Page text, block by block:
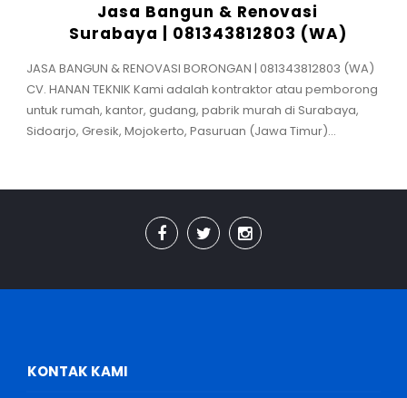
Jasa Bangun & Renovasi
Surabaya | 081343812803 (WA)
JASA BANGUN & RENOVASI BORONGAN | 081343812803 (WA)
CV. HANAN TEKNIK Kami adalah kontraktor atau pemborong
untuk rumah, kantor, gudang, pabrik murah di Surabaya,
Sidoarjo, Gresik, Mojokerto, Pasuruan (Jawa Timur)...
KONTAK KAMI